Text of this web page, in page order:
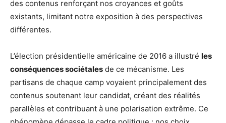
des contenus renforçant nos croyances et goûts
existants, limitant notre exposition à des perspectives
différentes.
L’élection présidentielle américaine de 2016 a illustré les
conséquences sociétales de ce mécanisme. Les
partisans de chaque camp voyaient principalement des
contenus soutenant leur candidat, créant des réalités
parallèles et contribuant à une polarisation extrême. Ce